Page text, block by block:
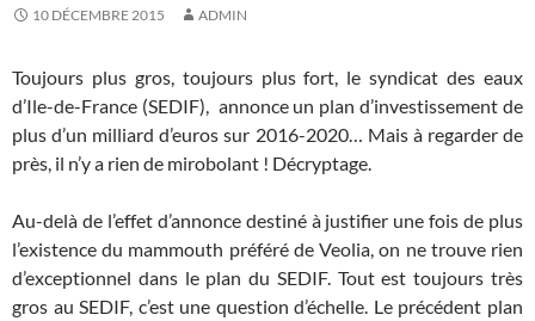
10 DÉCEMBRE 2015 ADMIN
Toujours plus gros, toujours plus fort, le syndicat des eaux
d’Ile-de-France (SEDIF), annonce un plan d’investissement de
plus d’un milliard d’euros sur 2016-2020… Mais à regarder de
près, il n’y a rien de mirobolant ! Décryptage.
Au-delà de l’effet d’annonce destiné à justifier une fois de plus
l’existence du mammouth préféré de Veolia, on ne trouve rien
d’exceptionnel dans le plan du SEDIF. Tout est toujours très
gros au SEDIF, c’est une question d’échelle. Le précédent plan